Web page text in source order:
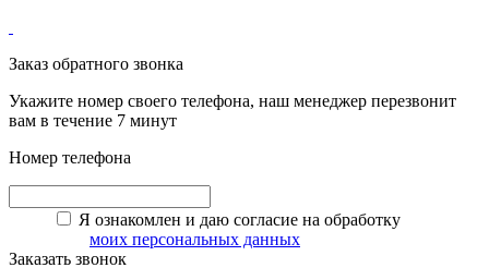
Заказ обратного звонка
Укажите номер своего телефона, наш менеджер перезвонит
вам в течение 7 минут
Номер телефона
Я ознакомлен и даю согласие на обработку
моих персональных данных
Заказать звонок